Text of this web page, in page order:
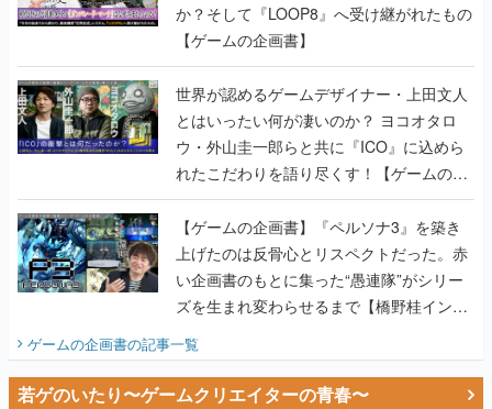
か？そして『LOOP8』へ受け継がれたもの
【ゲームの企画書】
世界が認めるゲームデザイナー・上田文人
とはいったい何が凄いのか？ ヨコオタロ
ウ・外山圭一郎らと共に『ICO』に込めら
れたこだわりを語り尽くす！【ゲームの企
画書】
【ゲームの企画書】『ペルソナ3』を築き
上げたのは反骨心とリスペクトだった。赤
い企画書のもとに集った“愚連隊”がシリー
ズを生まれ変わらせるまで【橋野桂インタ
ビュー】
ゲームの企画書の記事一覧
若ゲのいたり〜ゲームクリエイターの青春〜